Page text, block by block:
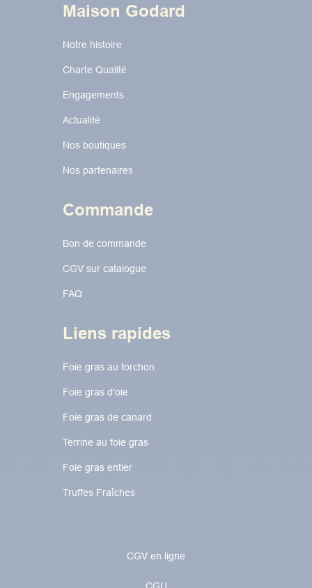
Maison Godard
Notre histoire
Charte Qualité
Engagements
Actualité
Nos boutiques
Nos partenaires
Commande
Bon de commande
CGV sur catalogue
FAQ
Liens rapides
Foie gras au torchon​​​​
Foie gras d'oie
Foie gras de canard
Terrine au foie gras
Foie gras entier
Truffes Fraîches
CGV en ligne